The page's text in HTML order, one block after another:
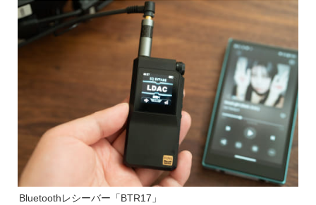
Bluetoothレシーバー「BTR17」